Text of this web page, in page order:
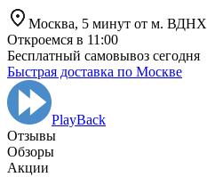
Москва, 5 минут от м. ВДНХ
Откроемся в 11:00
Бесплатный самовывоз сегодня
Быстрая доставка по Москве
PlayBack
Отзывы
Обзоры
Aкции